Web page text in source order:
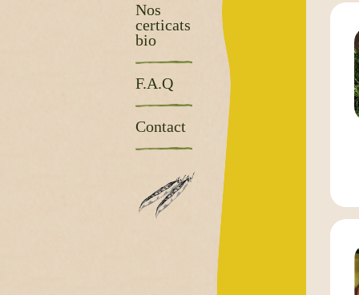
Nos
certicats
bio
F.A.Q
Contact